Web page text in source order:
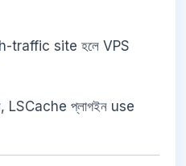
traffic site হলে VPS
LSCache প্লাগইন use